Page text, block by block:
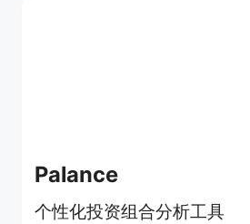
Palance
个性化投资组合分析工具